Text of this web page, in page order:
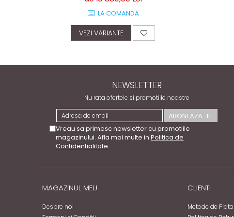
LA COMANDA
VEZI VARIANTE
NEWSLETTER
Nu rata ofertele si promotiile noastre
Vreau sa primesc newsletter cu promotiile
magazinului. Afla mai multe in Politica de
Confidentialitate
MAGAZINUL MEU
Despre noi
CLIENTI
Metode de Plata